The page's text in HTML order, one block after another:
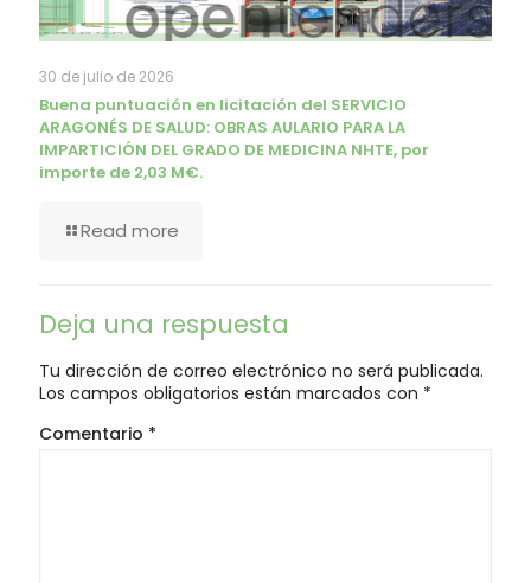
30 de julio de 2026
Buena puntuación en licitación del SERVICIO
ARAGONÉS DE SALUD: OBRAS AULARIO PARA LA
IMPARTICIÓN DEL GRADO DE MEDICINA NHTE, por
importe de 2,03 M€.
Read more
Deja una respuesta
Tu dirección de correo electrónico no será publicada.
Los campos obligatorios están marcados con *
Comentario *